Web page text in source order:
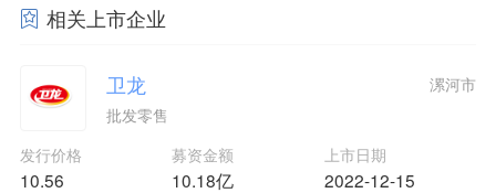
相关上市企业
卫龙
批发零售
漯河市
发行价格
10.56
募资金额
10.18亿
上市日期
2022-12-15